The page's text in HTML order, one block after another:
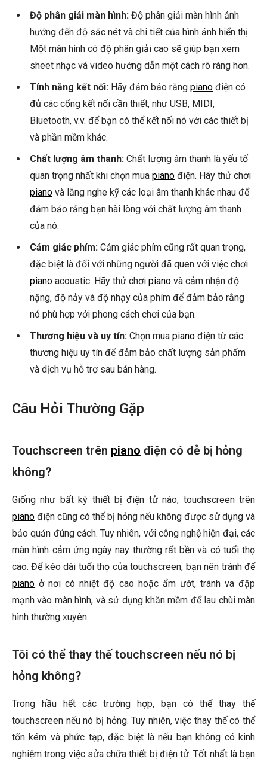
Độ phân giải màn hình: Độ phân giải màn hình ảnh
hưởng đến độ sắc nét và chi tiết của hình ảnh hiển thị.
Một màn hình có độ phân giải cao sẽ giúp bạn xem
sheet nhạc và video hướng dẫn một cách rõ ràng hơn.
Tính năng kết nối: Hãy đảm bảo rằng piano điện có
đủ các cổng kết nối cần thiết, như USB, MIDI,
Bluetooth, v.v. để bạn có thể kết nối nó với các thiết bị
và phần mềm khác.
Chất lượng âm thanh: Chất lượng âm thanh là yếu tố
quan trọng nhất khi chọn mua piano điện. Hãy thử chơi
piano và lắng nghe kỹ các loại âm thanh khác nhau để
đảm bảo rằng bạn hài lòng với chất lượng âm thanh
của nó.
Cảm giác phím: Cảm giác phím cũng rất quan trọng,
đặc biệt là đối với những người đã quen với việc chơi
piano acoustic. Hãy thử chơi piano và cảm nhận độ
nặng, độ nảy và độ nhạy của phím để đảm bảo rằng
nó phù hợp với phong cách chơi của bạn.
Thương hiệu và uy tín: Chọn mua piano điện từ các
thương hiệu uy tín để đảm bảo chất lượng sản phẩm
và dịch vụ hỗ trợ sau bán hàng.
Câu Hỏi Thường Gặp
Touchscreen trên piano điện có dễ bị hỏng
không?
Giống như bất kỳ thiết bị điện tử nào, touchscreen trên
piano điện cũng có thể bị hỏng nếu không được sử dụng và
bảo quản đúng cách. Tuy nhiên, với công nghệ hiện đại, các
màn hình cảm ứng ngày nay thường rất bền và có tuổi thọ
cao. Để kéo dài tuổi thọ của touchscreen, bạn nên tránh để
piano ở nơi có nhiệt độ cao hoặc ẩm ướt, tránh va đập
mạnh vào màn hình, và sử dụng khăn mềm để lau chùi màn
hình thường xuyên.
Tôi có thể thay thế touchscreen nếu nó bị
hỏng không?
Trong hầu hết các trường hợp, bạn có thể thay thế
touchscreen nếu nó bị hỏng. Tuy nhiên, việc thay thế có thể
tốn kém và phức tạp, đặc biệt là nếu bạn không có kinh
nghiệm trong việc sửa chữa thiết bị điện tử. Tốt nhất là bạn